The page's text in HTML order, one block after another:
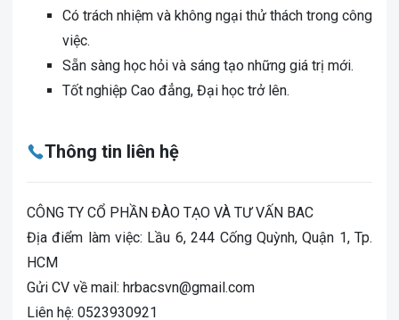
Có trách nhiệm và không ngại thử thách trong công
việc.
Sẵn sàng học hỏi và sáng tạo những giá trị mới.
Tốt nghiệp Cao đẳng, Đại học trở lên.
Thông tin liên hệ
CÔNG TY CỔ PHẦN ĐÀO TẠO VÀ TƯ VẤN BAC
Địa điểm làm việc: Lầu 6, 244 Cống Quỳnh, Quận 1, Tp.
HCM
Gửi CV về mail: hrbacsvn@gmail.com
Liên hệ: 0523930921